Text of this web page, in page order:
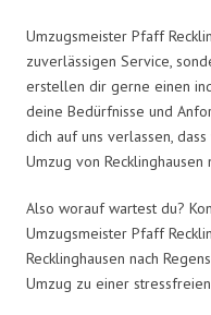
Umzugsmeister Pfaff
zuverlässigen Service,
erstellen dir gerne einen
deine Bedürfnisse und
dich auf uns verlassen,
Umzug von Recklinghausen
Also worauf wartest du?
Umzugsmeister Pfaff
Recklinghausen nach
Umzug zu einer